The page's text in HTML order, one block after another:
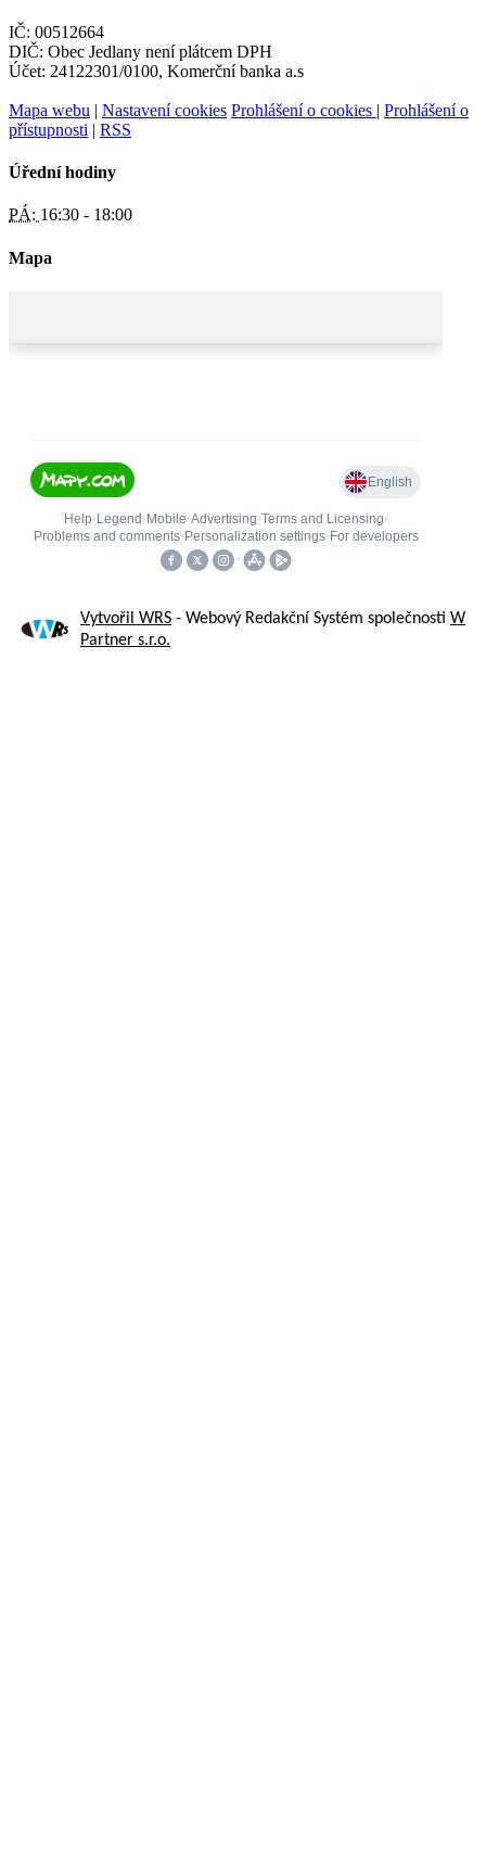
IČ: 00512664
DIČ: Obec Jedlany není plátcem DPH
Účet: 24122301/0100, Komerční banka a.s
Mapa webu | Nastavení cookies Prohlášení o cookies | Prohlášení o
přístupnosti | RSS
Úřední hodiny
PÁ: 16:30 - 18:00
Mapa
Vytvořil WRS - Webový Redakční Systém společnosti W
Partner s.r.o.